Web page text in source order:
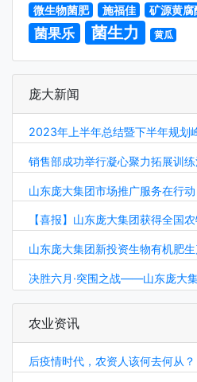
微生物菌肥
施福佳 矿源黄腐
菌果乐
菌生力 黄瓜
庞大新闻
2023年上半年总结暨下半年规划
销售部成功举行凝心聚力拓展训
山东庞大集团市场推广服务在行动
【喜报】山东庞大集团获得全国
山东庞大集团新投资生物有机肥生
决胜六月·突围之战——山东庞大
农业资讯
后疫情时代，农资人该何去何从？